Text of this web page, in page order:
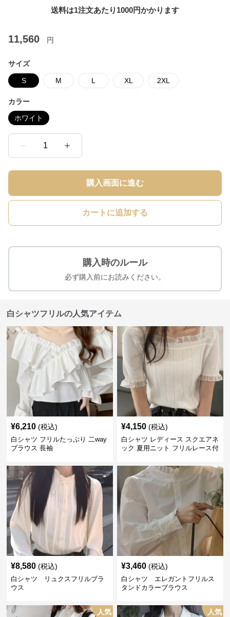
送料は1注文あたり 1000円かかります
11,560 円
サイズ
S M L XL 2XL
カラー
ホワイト
1
購入画面に進む
カートに追加する
購入時のルール
必ず購入前にお読みください。
白シャツフリルの人気アイテム
¥6,210 (税込)
白シャツ フリルたっぷり 二way
ブラウス 長袖
¥4,150 (税込)
白シャツ レディース スクエアネ
ック 夏用ニット フリルレース付
¥8,580 (税込)
白シャツ リュクスフリルブラ
ウス
¥3,460 (税込)
白シャツ エレガントフリルス
タンドカラーブラウス
人気 人気